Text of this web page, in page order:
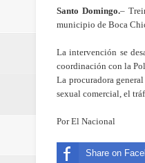
Santo Domingo.–
municipio de Boca
La intervención se
coordinación con la
La procuradora
sexual comercial, el
PorEl Nacional
Share on